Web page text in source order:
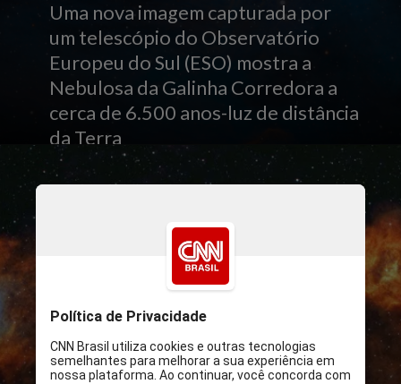
Uma nova imagem capturada por
um telescópio do Observatório
Europeu do Sul (ESO) mostra a
Nebulosa da Galinha Corredora a
cerca de 6.500 anos-luz de distância
da Terra